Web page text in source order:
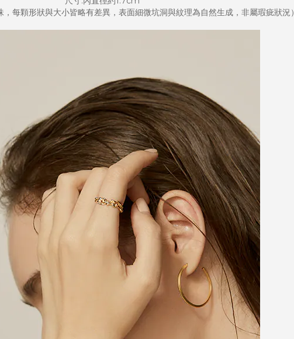
，每顆形狀與大小皆略有差異，表面細微坑洞與紋理為自然生成，非屬瑕疵狀況）